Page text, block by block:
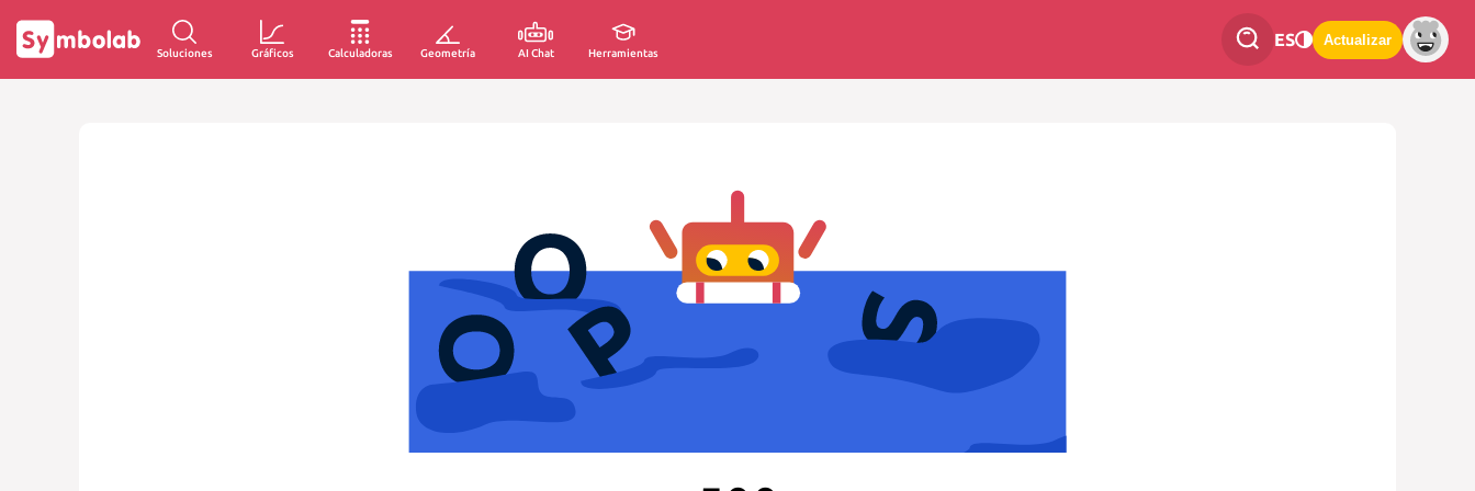
Soluciones Gráficos Calculadoras Geometría AI Chat Herramientas
ES Actualizar